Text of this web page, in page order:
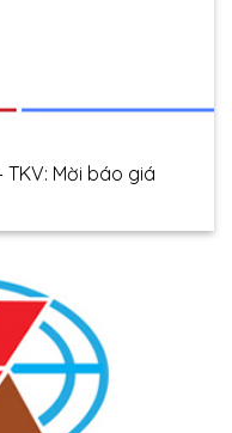
Mời báo giá